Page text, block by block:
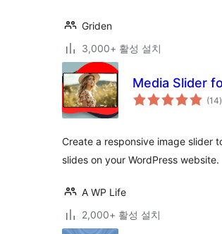
Griden
3,000+ 활성 설치
Media Slider
(14전
체)
Create a responsive image slider
slides on your WordPress website.
A WP Life
2,000+ 활성 설치